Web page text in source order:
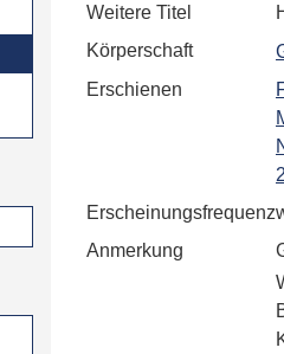
Weitere Titel
Körperschaft
Erschienen
Erscheinungsfrequenz
Anmerkung